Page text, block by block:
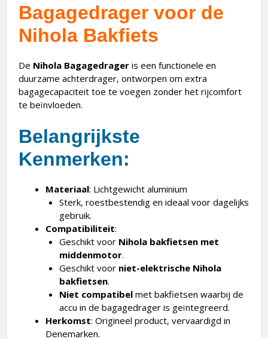
Bagagedrager voor de
Nihola Bakfiets
De Nihola Bagagedrager is een functionele en
duurzame achterdrager, ontworpen om extra
bagagecapaciteit toe te voegen zonder het rijcomfort
te beïnvloeden.
Belangrijkste
Kenmerken:
Materiaal: Lichtgewicht aluminium
Sterk, roestbestendig en ideaal voor dagelijks
gebruik.
Compatibiliteit:
Geschikt voor Nihola bakfietsen met
middenmotor.
Geschikt voor niet-elektrische Nihola
bakfietsen.
Niet compatibelmet bakfietsen waarbij de
accu in de bagagedrager is geïntegreerd.
Herkomst: Origineel product, vervaardigd in
Denemarken.